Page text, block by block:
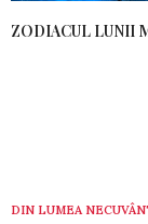
ZODIACUL LUNII
DIN LUMEA